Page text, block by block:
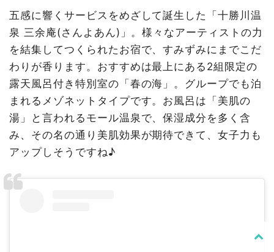
五感に響くサービスをめざして誕生した「十勝川温
泉 三余庵(さんよあん)」。様々なアーティストの力
を結集してつくられたお宿で、すみずみにまでこだ
わりが香ります。おすすめは最上にある2組限定の
露天風呂付き特別室の「春の海」。グループでも泊
まれるメゾネットタイプです。お風呂は「美肌の
湯」と言われるモール温泉で、保湿成分を多く含
み、その名の通り美肌効果が期待できて、女子力も
アップしそうですね♪